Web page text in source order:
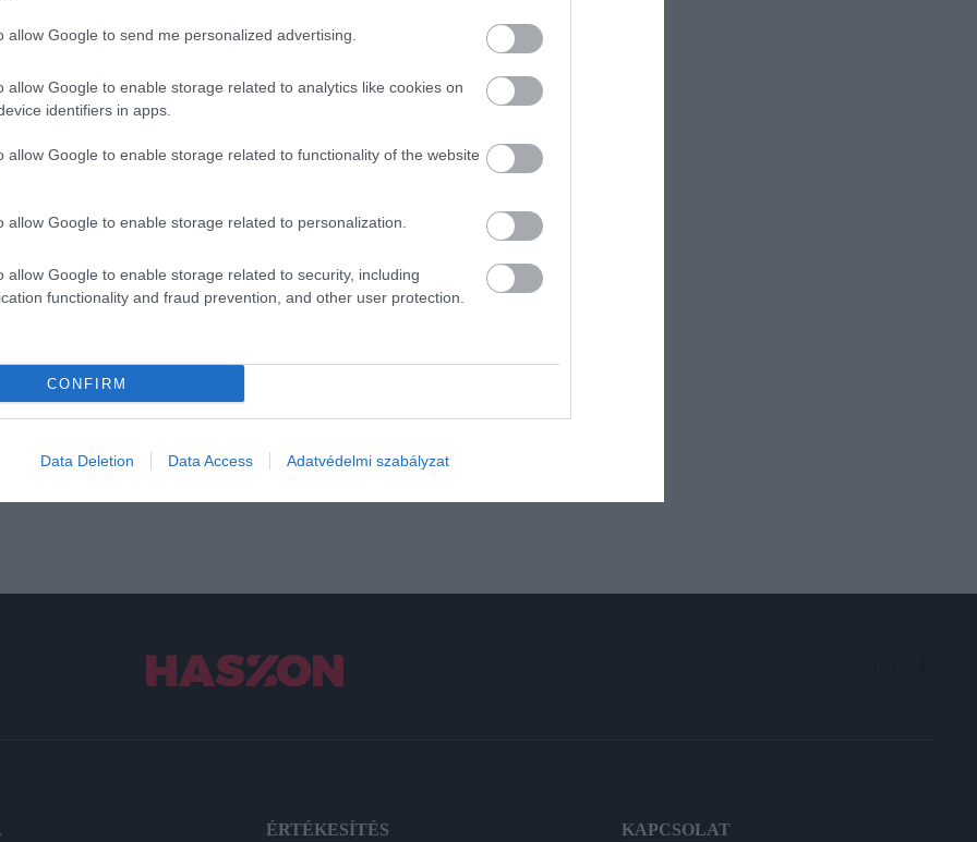
allow Google to send me personalized advertising.
allow Google to enable storage related to analytics like cookies on
identifiers in apps.
allow Google to enable storage related to functionality of the website
allow Google to enable storage related to personalization.
allow Google to enable storage related to security, including
functionality and fraud prevention, and other user protection.
CONFIRM
Data Deletion Data Access Adatvédelmi szabályzat
összességében nem tudta érdemben lassítani a
időjáráshoz való alkalmazkodás elkerülhetetlenné vált.
– nem csak a távoli jövőben, hanem már ma is. És
miatt biztonsági okból leálló motorvonatmég mindig
is. A tegnapi fennakadások miatt az utasok
kell ismét 38–40 fokos hőséggel számolnunk".
ÉRTÉKESÍTÉS KAPCSOLAT